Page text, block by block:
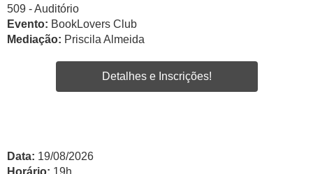
509 - Auditório
Evento: BookLovers Club
Mediação: Priscila Almeida
Detalhes e Inscrições!
Data: 19/08/2026
Horário: 19h